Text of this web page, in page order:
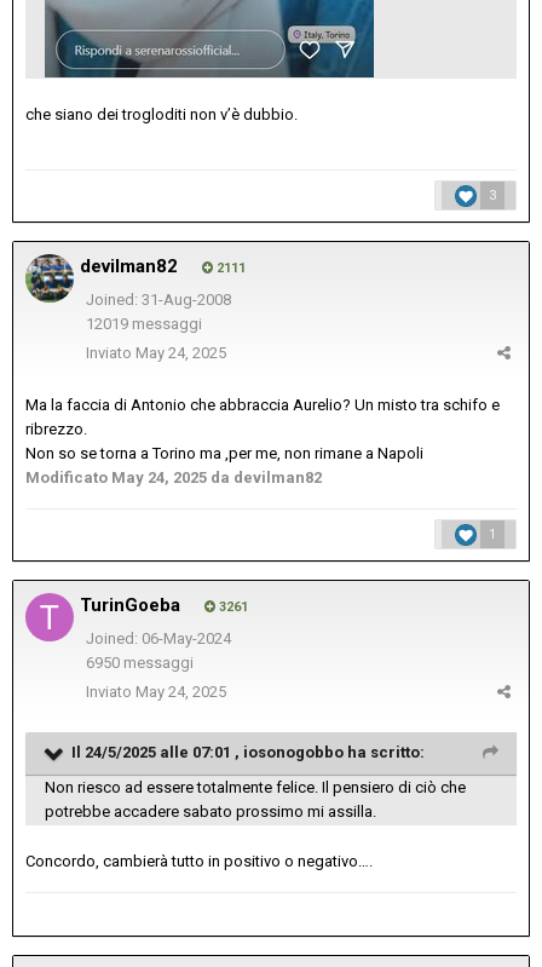
che siano dei trogloditi non v’è dubbio.
3
devilman82 2111
Joined: 31-Aug-2008
12019 messaggi
Inviato May 24, 2025
Ma la faccia di Antonio che abbraccia Aurelio? Un misto tra schifo e
ribrezzo.
Non so se torna a Torino ma ,per me, non rimane a Napoli
Modificato May 24, 2025 da devilman82
1
TurinGoeba 3261
Joined: 06-May-2024
6950 messaggi
Inviato May 24, 2025
Il 24/5/2025 alle 07:01 , iosonogobbo ha scritto:
Non riesco ad essere totalmente felice. Il pensiero di ciò che
potrebbe accadere sabato prossimo mi assilla.
Concordo, cambierà tutto in positivo o negativo….